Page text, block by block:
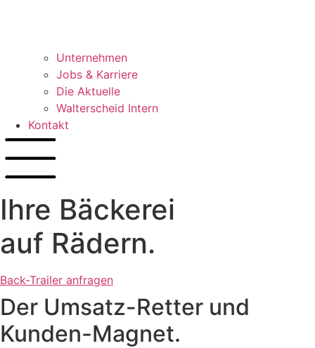
Unternehmen
Jobs & Karriere
Die Aktuelle
Walterscheid Intern
Kontakt
Ihre Bäckerei
auf Rädern.
Back-Trailer anfragen
Der Umsatz-Retter und
Kunden-Magnet.